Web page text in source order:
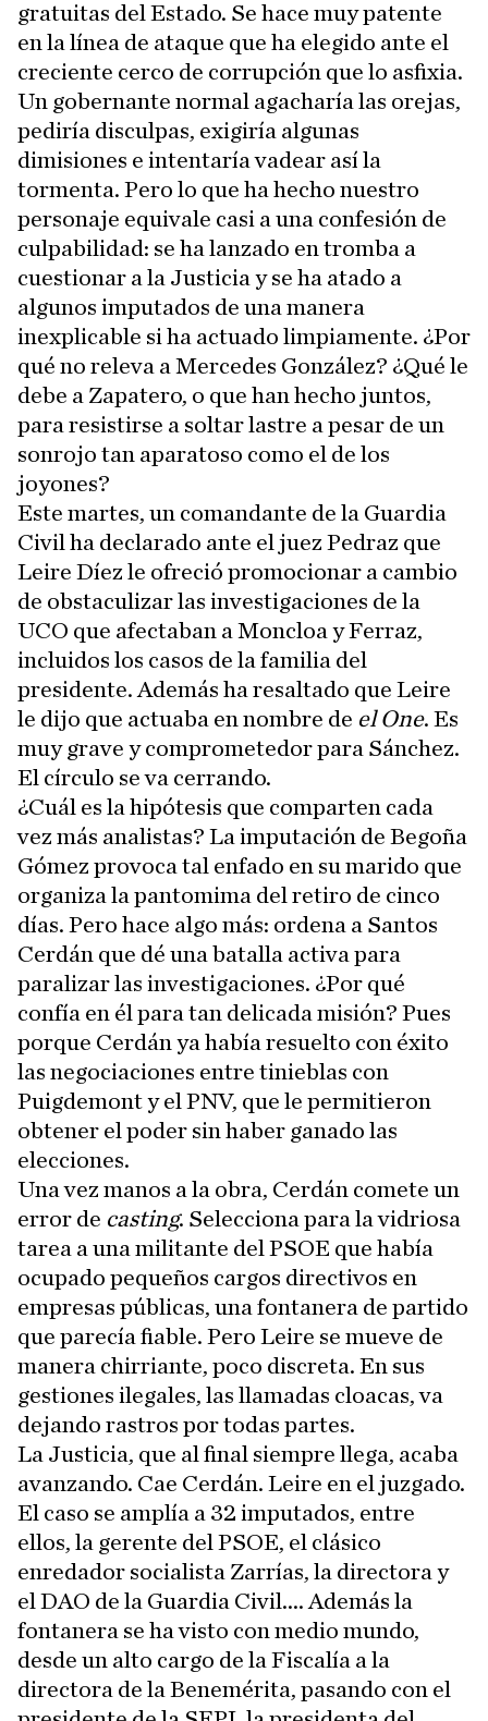
gratuitas del Estado. Se hace muy patente
en la línea de ataque que ha elegido ante el
creciente cerco de corrupción que lo asfixia.
Un gobernante normal agacharía las orejas,
pediría disculpas, exigiría algunas
dimisiones e intentaría vadear así la
tormenta. Pero lo que ha hecho nuestro
personaje equivale casi a una confesión de
culpabilidad: se ha lanzado en tromba a
cuestionar a la Justicia y se ha atado a
algunos imputados de una manera
inexplicable si ha actuado limpiamente. ¿Por
qué no releva a Mercedes González? ¿Qué le
debe a Zapatero, o que han hecho juntos,
para resistirse a soltar lastre a pesar de un
sonrojo tan aparatoso como el de los
joyones?
Este martes, un comandante de la Guardia
Civil ha declarado ante el juez Pedraz que
Leire Díez le ofreció promocionar a cambio
de obstaculizar las investigaciones de la
UCO que afectaban a Moncloa y Ferraz,
incluidos los casos de la familia del
presidente. Además ha resaltado que Leire
le dijo que actuaba en nombre de el One. Es
muy grave y comprometedor para Sánchez.
El círculo se va cerrando.
¿Cuál es la hipótesis que comparten cada
vez más analistas? La imputación de Begoña
Gómez provoca tal enfado en su marido que
organiza la pantomima del retiro de cinco
días. Pero hace algo más: ordena a Santos
Cerdán que dé una batalla activa para
paralizar las investigaciones. ¿Por qué
confía en él para tan delicada misión? Pues
porque Cerdán ya había resuelto con éxito
las negociaciones entre tinieblas con
Puigdemont y el PNV, que le permitieron
obtener el poder sin haber ganado las
elecciones.
Una vez manos a la obra, Cerdán comete un
error de casting. Selecciona para la vidriosa
tarea a una militante del PSOE que había
ocupado pequeños cargos directivos en
empresas públicas, una fontanera de partido
que parecía fiable. Pero Leire se mueve de
manera chirriante, poco discreta. En sus
gestiones ilegales, las llamadas cloacas, va
dejando rastros por todas partes.
La Justicia, que al final siempre llega, acaba
avanzando. Cae Cerdán. Leire en el juzgado.
El caso se amplía a 32 imputados, entre
ellos, la gerente del PSOE, el clásico
enredador socialista Zarrías, la directora y
el DAO de la Guardia Civil.... Además la
fontanera se ha visto con medio mundo,
desde un alto cargo de la Fiscalía a la
directora de la Benemérita, pasando con el